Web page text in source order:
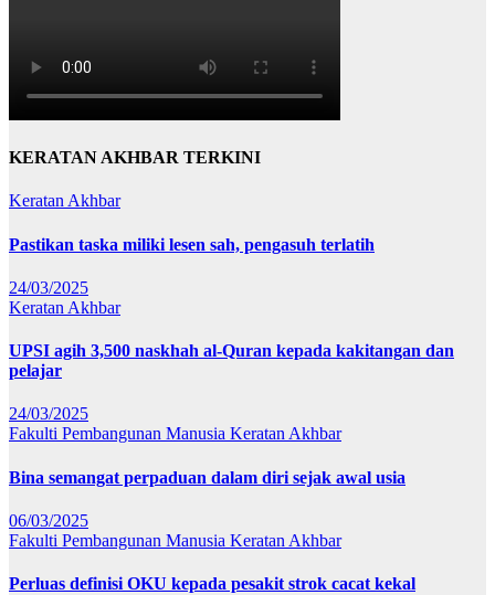
KERATAN AKHBAR TERKINI
Keratan Akhbar
Pastikan taska miliki lesen sah, pengasuh terlatih
24/03/2025
Keratan Akhbar
UPSI agih 3,500 naskhah al-Quran kepada kakitangan dan
pelajar
24/03/2025
Fakulti Pembangunan Manusia Keratan Akhbar
Bina semangat perpaduan dalam diri sejak awal usia
06/03/2025
Fakulti Pembangunan Manusia Keratan Akhbar
Perluas definisi OKU kepada pesakit strok cacat kekal